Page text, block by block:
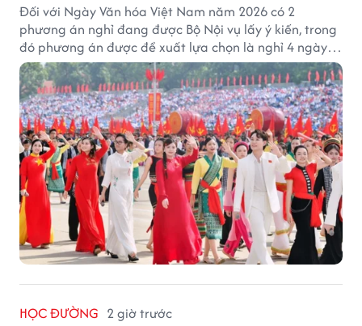
Đối với Ngày Văn hóa Việt Nam năm 2026 có 2
phương án nghỉ đang được Bộ Nội vụ lấy ý kiến, trong
đó phương án được đề xuất lựa chọn là nghỉ 4 ngày
liên tục từ 21/11 đến 24/11, đồng thời hoán đổi 1 ngày
làm việc sang thứ Bảy (28/11).
HỌC ĐƯỜNG 2 giờ trước